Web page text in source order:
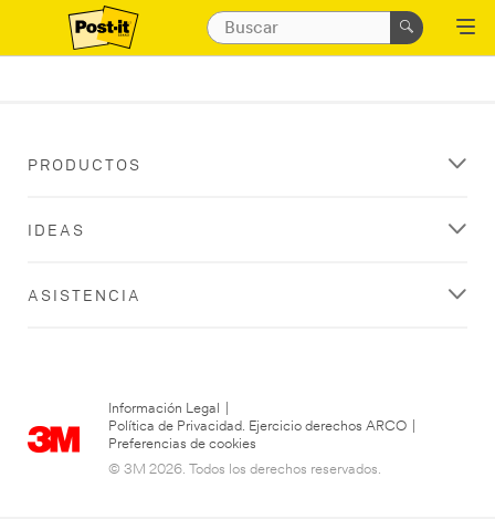
PRODUCTOS
IDEAS
ASISTENCIA
Información Legal
Política de Privacidad. Ejercicio derechos ARCO
Preferencias de cookies
© 3M 2026. Todos los derechos reservados.